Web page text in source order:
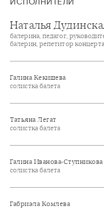
Наталья
балерина, педагог,
балерин, репетитор концерта
Галина Кекишева
солистка балета
Татьяна Легат
солистка балета
Галина Иванова-Ступникова
солистка балета
Габриэла Комлева